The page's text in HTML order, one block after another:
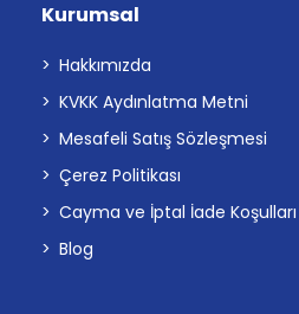
Kurumsal
Hakkımızda
KVKK Aydınlatma Metni
Mesafeli Satış Sözleşmesi
Çerez Politikası
Cayma ve İptal İade Koşulları
Blog